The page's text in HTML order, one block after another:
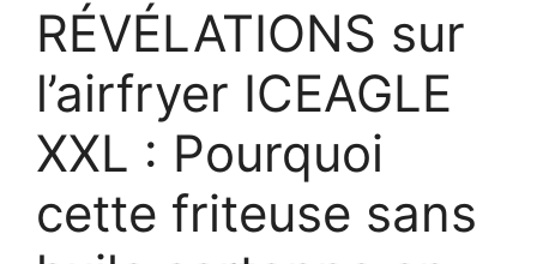
RÉVÉLATIONS sur
l’airfryer ICEAGLE
XXL : Pourquoi
cette friteuse sans